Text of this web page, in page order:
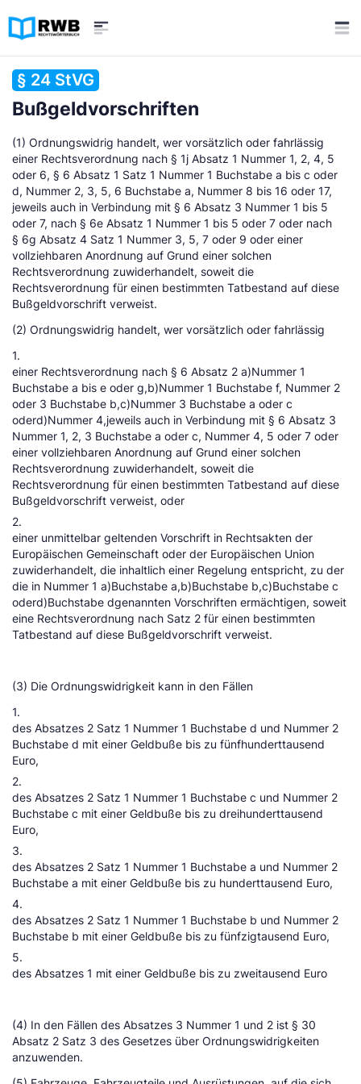
§ 24 StVG
Bußgeldvorschriften
(1) Ordnungswidrig handelt, wer vorsätzlich oder fahrlässig
einer Rechtsverordnung nach § 1j Absatz 1 Nummer 1, 2, 4, 5
oder 6, § 6 Absatz 1 Satz 1 Nummer 1 Buchstabe a bis c oder
d, Nummer 2, 3, 5, 6 Buchstabe a, Nummer 8 bis 16 oder 17,
jeweils auch in Verbindung mit § 6 Absatz 3 Nummer 1 bis 5
oder 7, nach § 6e Absatz 1 Nummer 1 bis 5 oder 7 oder nach
§ 6g Absatz 4 Satz 1 Nummer 3, 5, 7 oder 9 oder einer
vollziehbaren Anordnung auf Grund einer solchen
Rechtsverordnung zuwiderhandelt, soweit die
Rechtsverordnung für einen bestimmten Tatbestand auf diese
Bußgeldvorschrift verweist.
(2) Ordnungswidrig handelt, wer vorsätzlich oder fahrlässig
1.
einer Rechtsverordnung nach § 6 Absatz 2 a)Nummer 1
Buchstabe a bis e oder g,b)Nummer 1 Buchstabe f, Nummer 2
oder 3 Buchstabe b,c)Nummer 3 Buchstabe a oder c
oderd)Nummer 4,jeweils auch in Verbindung mit § 6 Absatz 3
Nummer 1, 2, 3 Buchstabe a oder c, Nummer 4, 5 oder 7 oder
einer vollziehbaren Anordnung auf Grund einer solchen
Rechtsverordnung zuwiderhandelt, soweit die
Rechtsverordnung für einen bestimmten Tatbestand auf diese
Bußgeldvorschrift verweist, oder
2.
einer unmittelbar geltenden Vorschrift in Rechtsakten der
Europäischen Gemeinschaft oder der Europäischen Union
zuwiderhandelt, die inhaltlich einer Regelung entspricht, zu der
die in Nummer 1 a)Buchstabe a,b)Buchstabe b,c)Buchstabe c
oderd)Buchstabe dgenannten Vorschriften ermächtigen, soweit
eine Rechtsverordnung nach Satz 2 für einen bestimmten
Tatbestand auf diese Bußgeldvorschrift verweist.
(3) Die Ordnungswidrigkeit kann in den Fällen
1.
des Absatzes 2 Satz 1 Nummer 1 Buchstabe d und Nummer 2
Buchstabe d mit einer Geldbuße bis zu fünfhunderttausend
Euro,
2.
des Absatzes 2 Satz 1 Nummer 1 Buchstabe c und Nummer 2
Buchstabe c mit einer Geldbuße bis zu dreihunderttausend
Euro,
3.
des Absatzes 2 Satz 1 Nummer 1 Buchstabe a und Nummer 2
Buchstabe a mit einer Geldbuße bis zu hunderttausend Euro,
4.
des Absatzes 2 Satz 1 Nummer 1 Buchstabe b und Nummer 2
Buchstabe b mit einer Geldbuße bis zu fünfzigtausend Euro,
5.
des Absatzes 1 mit einer Geldbuße bis zu zweitausend Euro
(4) In den Fällen des Absatzes 3 Nummer 1 und 2 ist § 30
Absatz 2 Satz 3 des Gesetzes über Ordnungswidrigkeiten
anzuwenden.